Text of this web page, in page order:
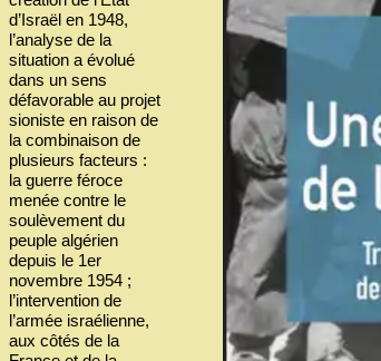
d’Israël en 1948,
l’analyse de la
situation a évolué
dans un sens
défavorable au projet
sioniste en raison de
la combinaison de
plusieurs facteurs :
la guerre féroce
menée contre le
soulèvement du
peuple algérien
depuis le 1er
novembre 1954 ;
l’intervention de
l’armée israélienne,
aux côtés de la